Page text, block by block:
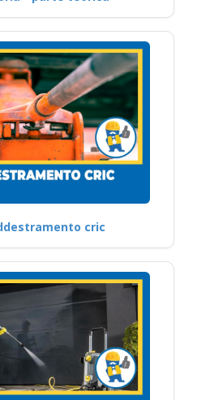
cric